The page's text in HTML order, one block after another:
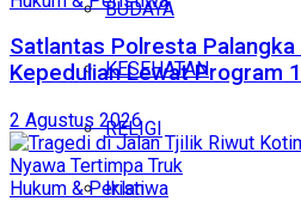
BUDAYA
KESEHATAN
RELIGI
Iklan
Satlantas Polresta Palangka
Kepedulian Lewat Program
2 Agustus 2026
Hukum & Peristiwa